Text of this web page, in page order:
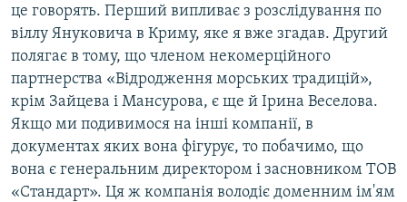
це говорять. Перший випливає з розслідування по
віллу Януковича в Криму, яке я вже згадав. Другий
полягає в тому, що членом некомерційного
партнерства «Відродження морських традицій»,
крім Зайцева і Мансурова, є ще й Ірина Веселова.
Якщо ми подивимося на інші компанії, в
документах яких вона фігурує, то побачимо, що
вона є генеральним директором і засновником ТОВ
«Стандарт». Ця ж компанія володіє доменним ім'ям